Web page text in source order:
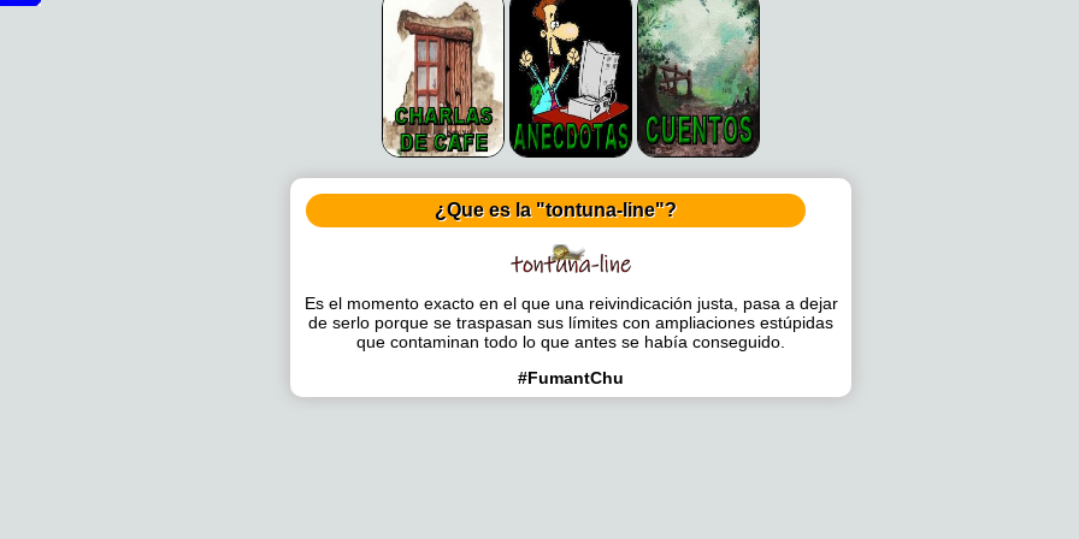
¿Que es la "tontuna-line"?
Es el momento exacto en el que una reivindicación justa, pasa a dejar
de serlo porque se traspasan sus límites con ampliaciones estúpidas
que contaminan todo lo que antes se había conseguido.
#FumantChu